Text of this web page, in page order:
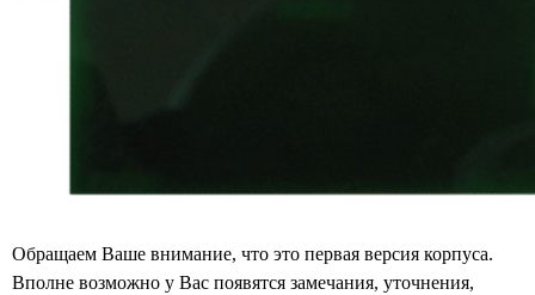
Обращаем Ваше внимание, что это первая версия корпуса.
Вполне возможно у Вас появятся замечания, уточнения,